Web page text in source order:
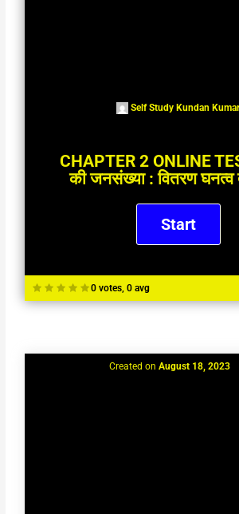
0 votes, 0 avg
Self Study Kundan Kumar
CHAPTER 2 ONLINE
की जनसंख्या : वितरण घनत्व
Created on August 18, 2023